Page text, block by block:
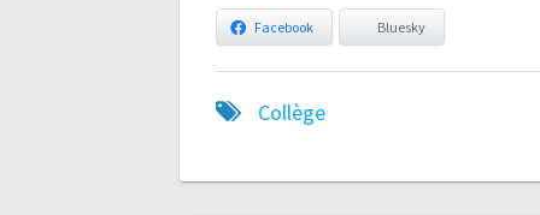
Facebook Bluesky
Collège